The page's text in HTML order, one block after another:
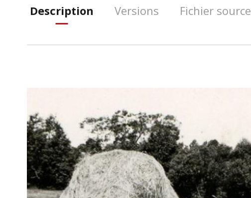
Description Versions Fichier source